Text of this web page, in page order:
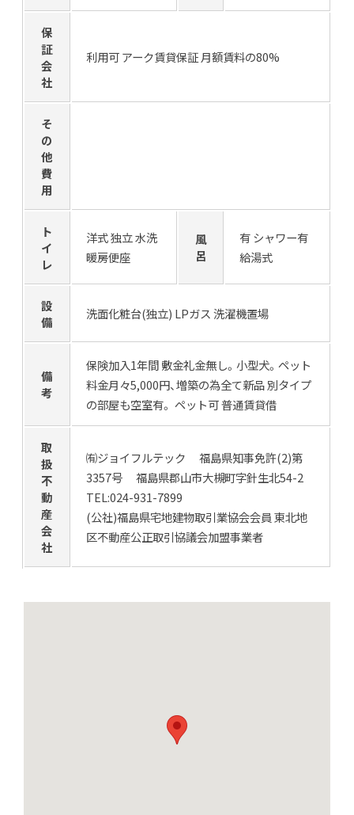
保
証
会
社
利用可 アーク賃貸保証 月額賃料の80%
そ
の
他
費
用
ト
イ
レ
洋式 独立 水洗
暖房便座
風
呂
有 シャワー有
給湯式
設
備
洗面化粧台(独立) LPガス 洗濯機置場
備
考
保険加入1年間 敷金礼金無し。小型犬。ペット
料金月々5,000円、増築の為全て新品 別タイプ
の部屋も空室有。 ペット可 普通賃貸借
取
扱
不
動
産
会
社
㈲ジョイフルテック 福島県知事免許(2)第
3357号 福島県郡山市大槻町字針生北54-2
TEL:024-931-7899
(公社)福島県宅地建物取引業協会会員 東北地
区不動産公正取引協議会加盟事業者